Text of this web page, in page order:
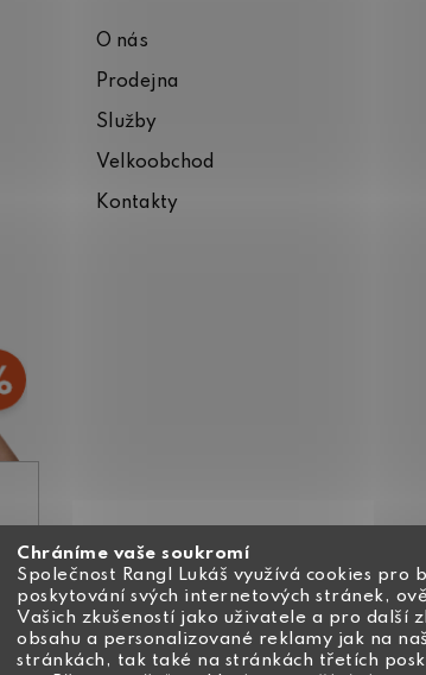
Chráníme vaše soukromí
Společnost Rangl Lukáš využívá cookies pro
poskytování svých internetových stránek,
Vašich zkušeností jako uživatele a pro další
obsahu a personalizované reklamy jak na
stránkách, tak také na stránkách třetích
O nás
Prodejna
Služby
Velkoobchod
Kontakty